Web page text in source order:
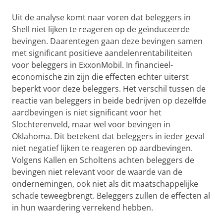
Uit de analyse komt naar voren dat beleggers in
Shell niet lijken te reageren op de geïnduceerde
bevingen. Daarentegen gaan deze bevingen samen
met significant positieve aandelenrentabiliteiten
voor beleggers in ExxonMobil. In financieel-
economische zin zijn die effecten echter uiterst
beperkt voor deze beleggers. Het verschil tussen de
reactie van beleggers in beide bedrijven op dezelfde
aardbevingen is niet significant voor het
Slochterenveld, maar wel voor bevingen in
Oklahoma. Dit betekent dat beleggers in ieder geval
niet negatief lijken te reageren op aardbevingen.
Volgens Kallen en Scholtens achten beleggers de
bevingen niet relevant voor de waarde van de
ondernemingen, ook niet als dit maatschappelijke
schade teweegbrengt. Beleggers zullen de effecten al
in hun waardering verrekend hebben.